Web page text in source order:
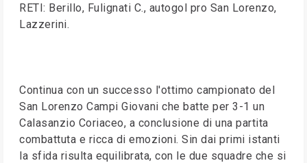
RETI: Berillo, Fulignati C., autogol pro San Lorenzo,
Lazzerini.
Continua con un successo l'ottimo campionato del
San Lorenzo Campi Giovani che batte per 3-1 un
Calasanzio Coriaceo, a conclusione di una partita
combattuta e ricca di emozioni. Sin dai primi istanti
la sfida risulta equilibrata, con le due squadre che si